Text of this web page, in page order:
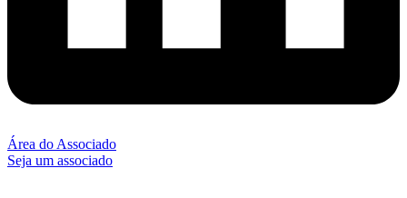
Área do Associado
Seja um associado